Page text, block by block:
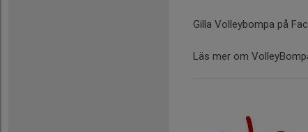
Gilla Volleybompa på
Läs mer om